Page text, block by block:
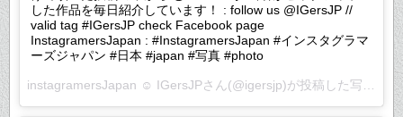
した作品を毎日紹介しています！ : follow us @IGersJP //
valid tag #IGersJP check Facebook page
InstagramersJapan : #InstagramersJapan #インスタグラマ
ーズジャパン #日本 #japan #写真 #photo
instagramersJapan ☺︎ IGersJPさん(@igersjp)が投稿した写真 –